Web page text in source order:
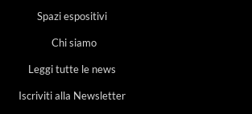
Spazi espositivi
Chi siamo
Leggi tutte le news
Iscriviti alla Newsletter